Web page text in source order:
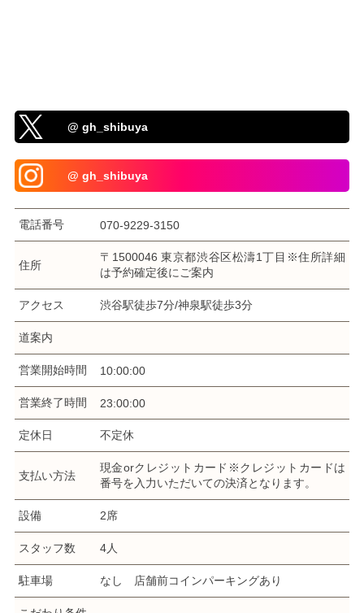
@ gh_shibuya
@ gh_shibuya
電話番号 070-9229-3150
住所
〒1500046 東京都渋谷区松濤1丁目※住所詳細
は予約確定後にご案内
アクセス 渋谷駅徒歩7分/神泉駅徒歩3分
道案内
営業開始時間 10:00:00
営業終了時間 23:00:00
定休日 不定休
支払い方法
現金orクレジットカード※クレジットカードは
番号を入力いただいての決済となります。
設備 2席
スタッフ数 4人
駐車場 なし 店舗前コインパーキングあり